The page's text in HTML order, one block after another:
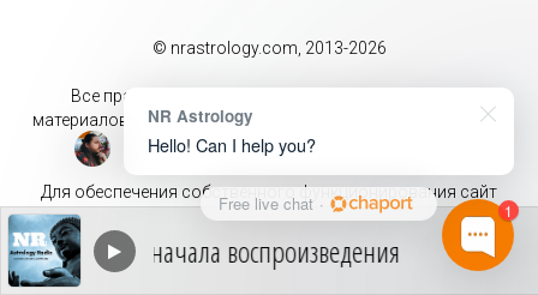
© nrastrology.com, 2013-2026
Все права защищены. Перепечатка и цитирование
материалов разрешены только с письменного разрешения
правообладателя.
Для обеспечения собственного функционирования сайт
может собирать метаданные пользователей (cookie, данные
об IP-адресе и местоположении). Оставаясь на данном сайте
Вы даёте своё согласие на обработку перечисленных
1
NR Astrology
Hello! Can I help you?
Free live chat ·